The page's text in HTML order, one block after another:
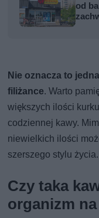
od
Nie oznacza to
filiżance. Warto
większych ilości
codziennej kawy.
niewielkich ilości
szerszego stylu życia.
Czy taka
organizm